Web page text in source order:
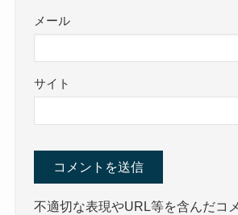
メール
サイト
不適切な表現やURL等を含んだコ